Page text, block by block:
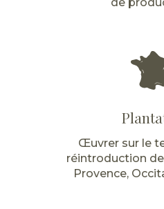
Œuvrer sur le
réintroduction
Provence,